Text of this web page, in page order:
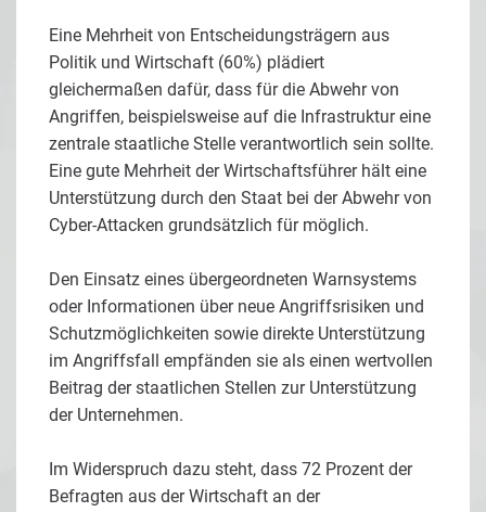
Eine Mehrheit von Entscheidungsträgern aus
Politik und Wirtschaft (60%) plädiert
gleichermaßen dafür, dass für die Abwehr von
Angriffen, beispielsweise auf die Infrastruktur eine
zentrale staatliche Stelle verantwortlich sein sollte.
Eine gute Mehrheit der Wirtschaftsführer hält eine
Unterstützung durch den Staat bei der Abwehr von
Cyber-Attacken grundsätzlich für möglich.
Den Einsatz eines übergeordneten Warnsystems
oder Informationen über neue Angriffsrisiken und
Schutzmöglichkeiten sowie direkte Unterstützung
im Angriffsfall empfänden sie als einen wertvollen
Beitrag der staatlichen Stellen zur Unterstützung
der Unternehmen.
Im Widerspruch dazu steht, dass 72 Prozent der
Befragten aus der Wirtschaft an der